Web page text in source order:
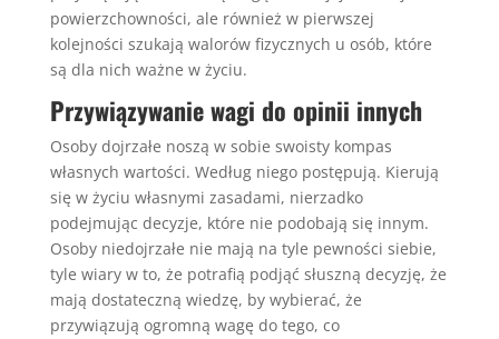
powierzchowności, ale również w pierwszej
kolejności szukają walorów fizycznych u osób, które
są dla nich ważne w życiu.
Przywiązywanie wagi do opinii innych
Osoby dojrzałe noszą w sobie swoisty kompas
własnych wartości. Według niego postępują. Kierują
się w życiu własnymi zasadami, nierzadko
podejmując decyzje, które nie podobają się innym.
Osoby niedojrzałe nie mają na tyle pewności siebie,
tyle wiary w to, że potrafią podjąć słuszną decyzję, że
mają dostateczną wiedzę, by wybierać, że
przywiązują ogromną wagę do tego, co